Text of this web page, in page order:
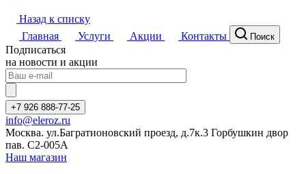
Назад к списку
Главная
Услуги Акции Контакты Поиск
Подписаться
на новости и акции
+7 926 888-77-25
info@eleroz.ru
Москва. ул.Багратионовский проезд, д.7к.3 Горбушкин двор
пав. C2-005A
Наш магазин